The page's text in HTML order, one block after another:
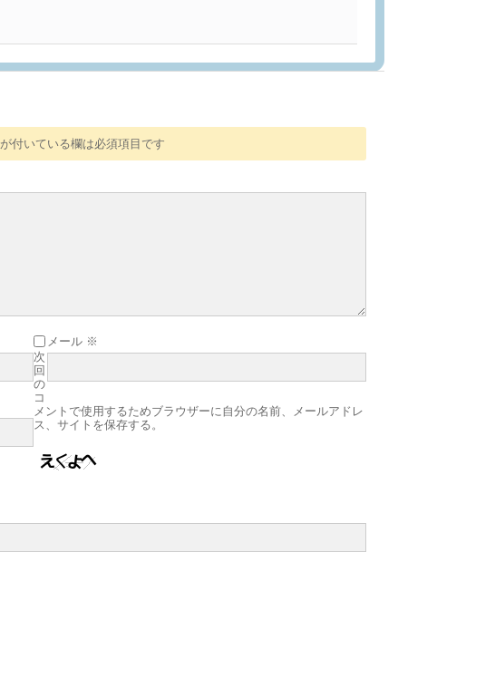
が付いている欄は必須項目です
メール ※
次
回
の
コ
メントで使用するためブラウザーに自分の名前、メールアドレ
ス、サイトを保存する。